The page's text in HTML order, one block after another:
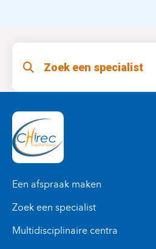
Zoek een specialist
Een afspraak maken
Zoek een specialist
Multidisciplinaire centra